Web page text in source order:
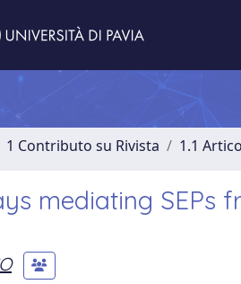
1 Contributo su Rivista 1.1
mediating SEPs